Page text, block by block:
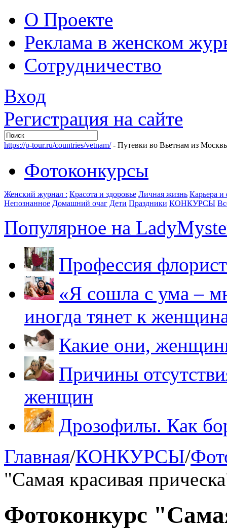
О Проекте
Реклама в женском
Сотрудничество
Вход
Регистрация на сайте
https://p-tour.ru/countries/vetnam/- Путевки во Вьетнам из
Фотоконкурсы
Женский журнал : Красота и здоровье Личная жизнь Карьера
Непознанное Домашний очаг Дети Праздники КОНКУРСЫ
Популярное на
Профессия
«Я сошла с ума –
иногда тянет к
Какие они,
Причины
женщин
Дрозофилы. Как
Главная/КОНКУРСЫ/
"Самая красивая
Фотоконкурс